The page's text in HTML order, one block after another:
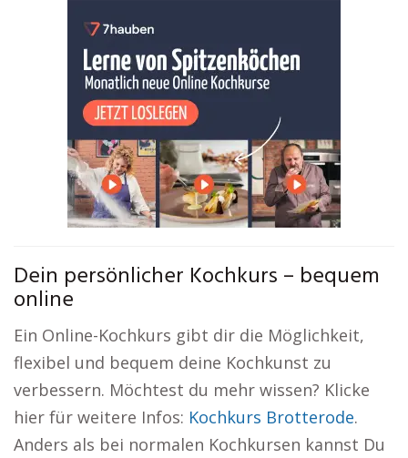
Dein persönlicher Kochkurs – bequem
online
Ein Online-Kochkurs gibt dir die Möglichkeit,
flexibel und bequem deine Kochkunst zu
verbessern. Möchtest du mehr wissen? Klicke
hier für weitere Infos: Kochkurs Brotterode.
Anders als bei normalen Kochkursen kannst Du